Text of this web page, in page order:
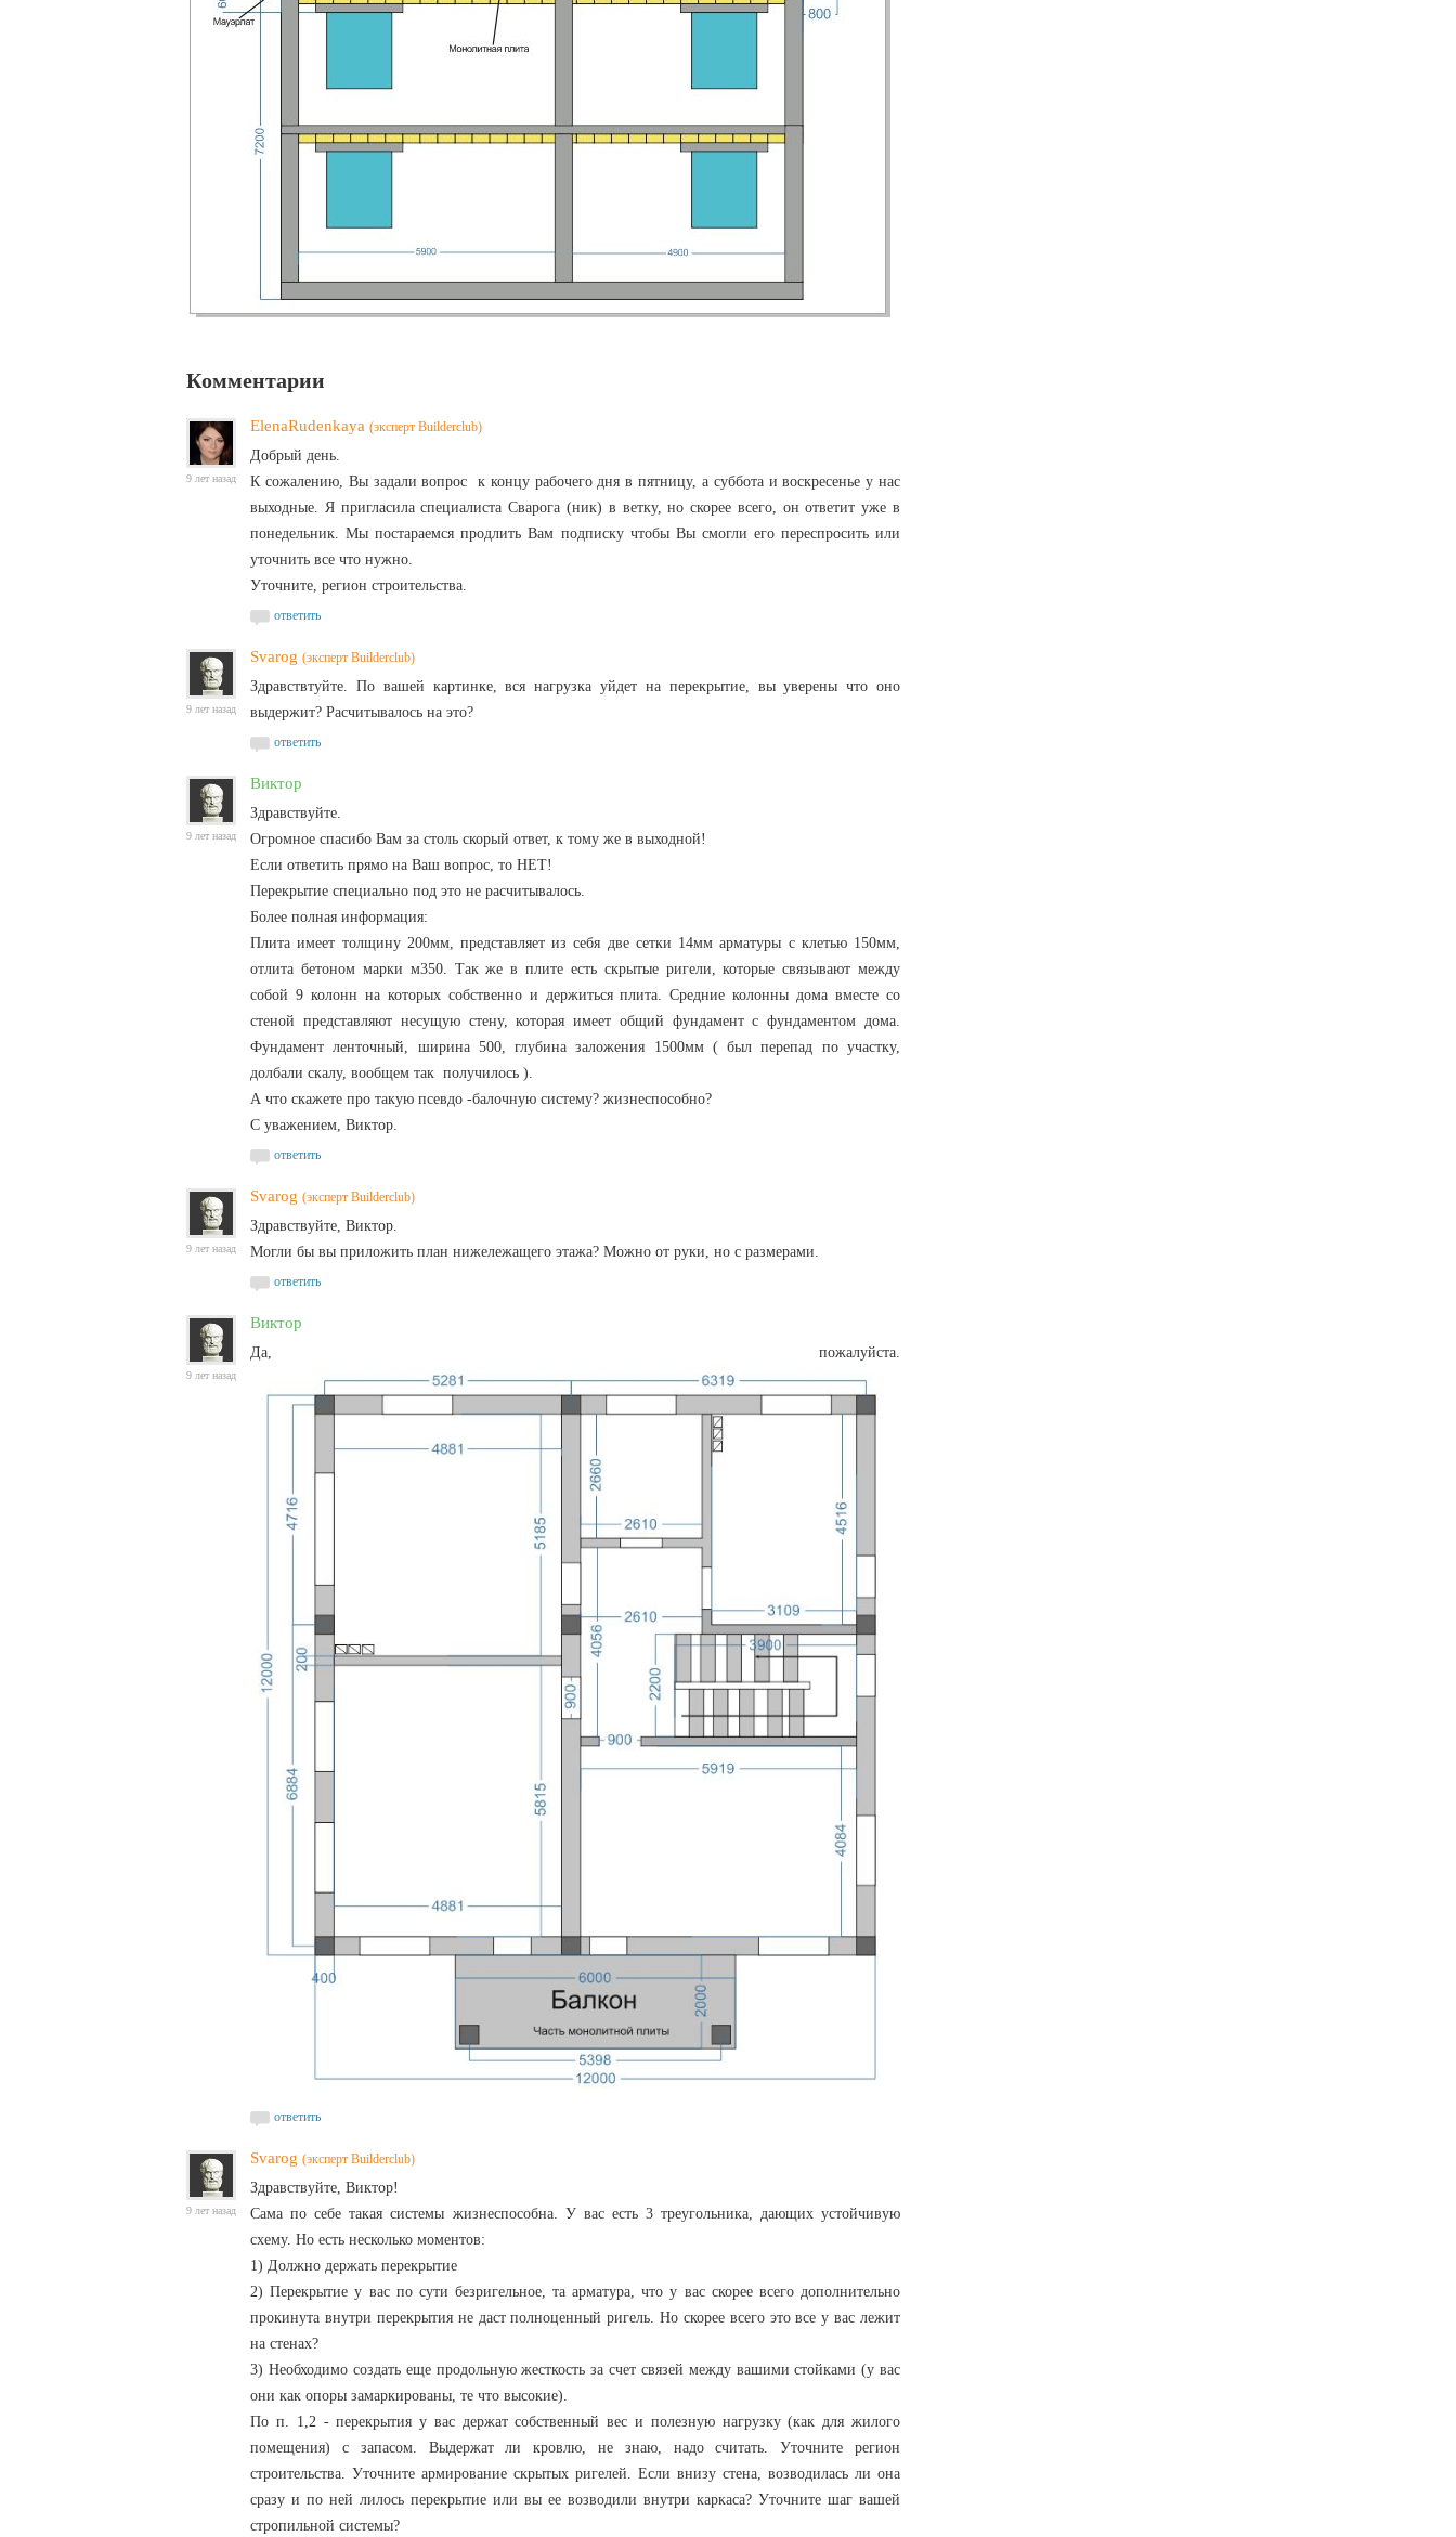
Комментарии
9 лет назад
ElenaRudenkaya (эксперт Builderclub)
Добрый день.
К сожалению, Вы задали вопрос к концу рабочего дня в пятницу, а суббота и воскресенье у нас
выходные. Я пригласила специалиста Сварога (ник) в ветку, но скорее всего, он ответит уже в
понедельник. Мы постараемся продлить Вам подписку чтобы Вы смогли его переспросить или
уточнить все что нужно.
Уточните, регион строительства.
ответить
9 лет назад
Svarog (эксперт Builderclub)
Здравствтуйте. По вашей картинке, вся нагрузка уйдет на перекрытие, вы уверены что оно
выдержит? Расчитывалось на это?
ответить
9 лет назад
Виктор
Здравствуйте.
Огромное спасибо Вам за столь скорый ответ, к тому же в выходной!
Если ответить прямо на Ваш вопрос, то НЕТ!
Перекрытие специально под это не расчитывалось.
Более полная информация:
Плита имеет толщину 200мм, представляет из себя две сетки 14мм арматуры с клетью 150мм,
отлита бетоном марки м350. Так же в плите есть скрытые ригели, которые связывают между
собой 9 колонн на которых собственно и держиться плита. Средние колонны дома вместе со
стеной представляют несущую стену, которая имеет общий фундамент с фундаментом дома.
Фундамент ленточный, ширина 500, глубина заложения 1500мм ( был перепад по участку,
долбали скалу, вообщем так получилось ).
А что скажете про такую псевдо -балочную систему? жизнеспособно?
С уважением, Виктор.
ответить
9 лет назад
Svarog (эксперт Builderclub)
Здравствуйте, Виктор.
Могли бы вы приложить план нижележащего этажа? Можно от руки, но с размерами.
ответить
9 лет назад
Виктор
Да, пожалуйста.
ответить
9 лет назад
Svarog (эксперт Builderclub)
Здравствуйте, Виктор!
Сама по себе такая системы жизнеспособна. У вас есть 3 треугольника, дающих устойчивую
схему. Но есть несколько моментов:
1) Должно держать перекрытие
2) Перекрытие у вас по сути безригельное, та арматура, что у вас скорее всего дополнительно
прокинута внутри перекрытия не даст полноценный ригель. Но скорее всего это все у вас лежит
на стенах?
3) Необходимо создать еще продольную жесткость за счет связей между вашими стойками (у вас
они как опоры замаркированы, те что высокие).
По п. 1,2 - перекрытия у вас держат собственный вес и полезную нагрузку (как для жилого
помещения) с запасом. Выдержат ли кровлю, не знаю, надо считать. Уточните регион
строительства. Уточните армирование скрытых ригелей. Если внизу стена, возводилась ли она
сразу и по ней лилось перекрытие или вы ее возводили внутри каркаса? Уточните шаг вашей
стропильной системы?